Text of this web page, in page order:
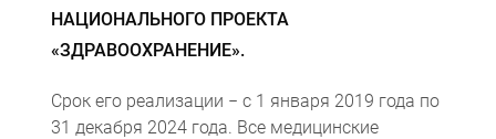
НАЦИОНАЛЬНОГО ПРОЕКТА
«ЗДРАВООХРАНЕНИЕ».
Срок его реализации − с 1 января 2019 года по
31 декабря 2024 года. Все медицинские